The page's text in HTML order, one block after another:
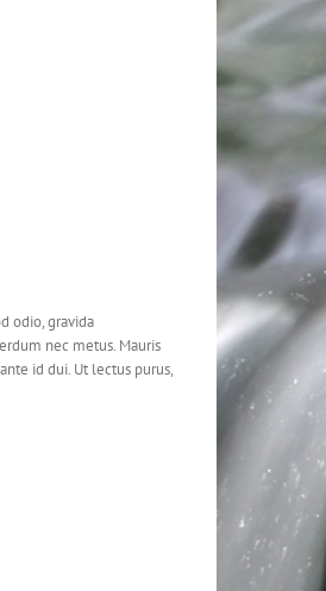
odio, gravida
nec metus. Mauris
id dui. Ut lectus purus,